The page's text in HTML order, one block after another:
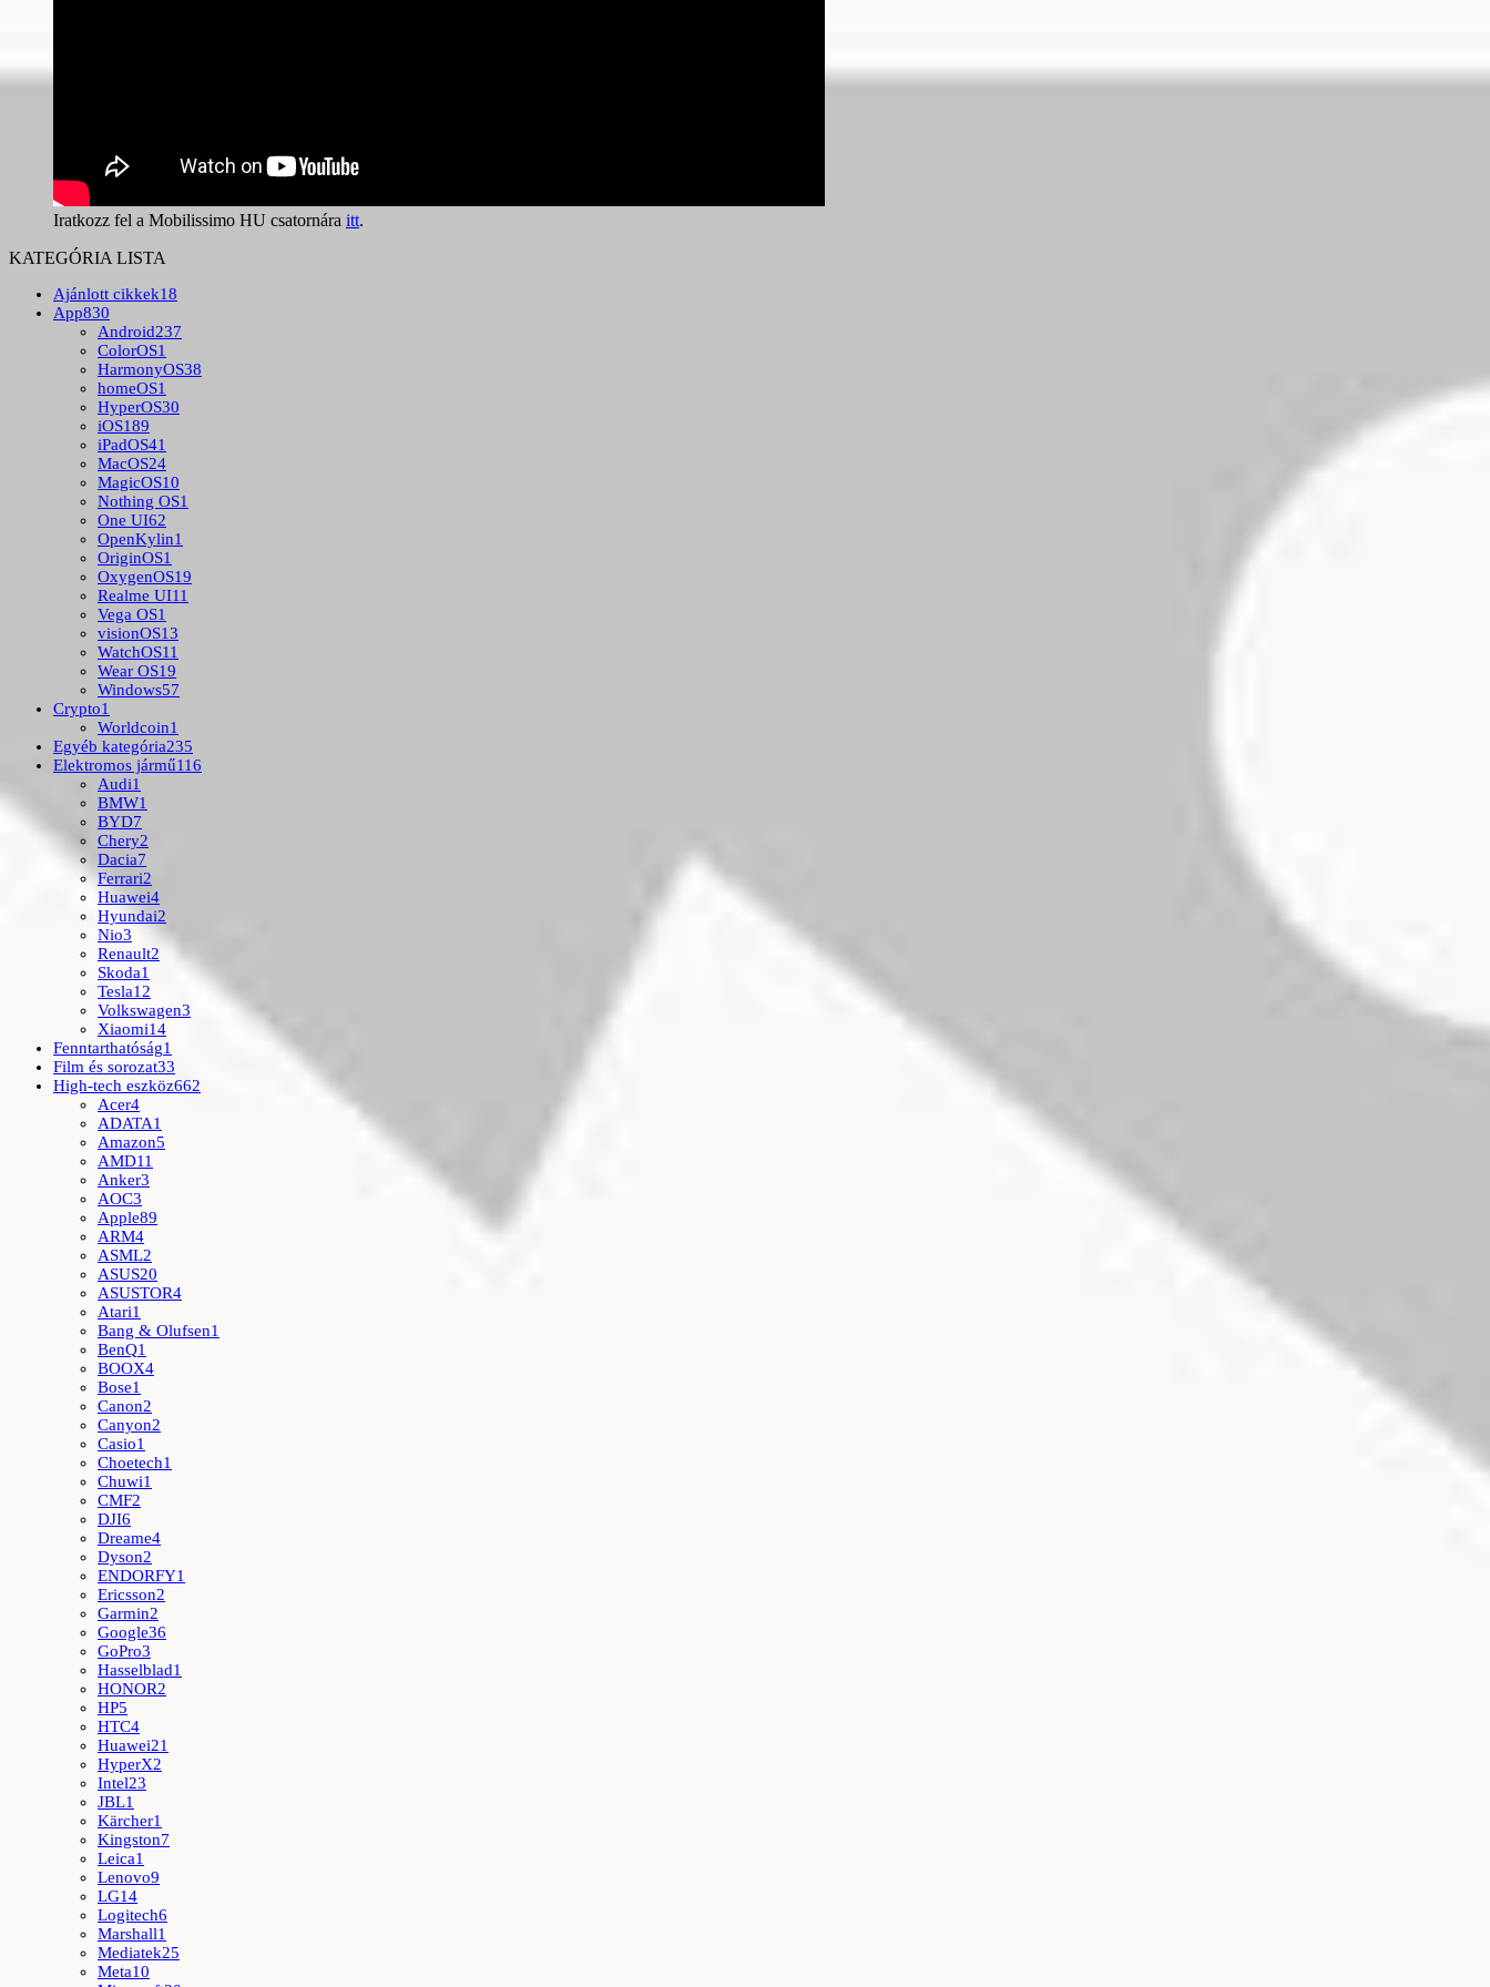
Iratkozz fel a Mobilissimo HU csatornára itt.
KATEGÓRIA LISTA
Ajánlott cikkek18
App830
Android237
ColorOS1
HarmonyOS38
homeOS1
HyperOS30
iOS189
iPadOS41
MacOS24
MagicOS10
Nothing OS1
One UI62
OpenKylin1
OriginOS1
OxygenOS19
Realme UI11
Vega OS1
visionOS13
WatchOS11
Wear OS19
Windows57
Crypto1
Worldcoin1
Egyéb kategória235
Elektromos jármű116
Audi1
BMW1
BYD7
Chery2
Dacia7
Ferrari2
Huawei4
Hyundai2
Nio3
Renault2
Skoda1
Tesla12
Volkswagen3
Xiaomi14
Fenntarthatóság1
Film és sorozat33
High-tech eszköz662
Acer4
ADATA1
Amazon5
AMD11
Anker3
AOC3
Apple89
ARM4
ASML2
ASUS20
ASUSTOR4
Atari1
Bang & Olufsen1
BenQ1
BOOX4
Bose1
Canon2
Canyon2
Casio1
Choetech1
Chuwi1
CMF2
DJI6
Dreame4
Dyson2
ENDORFY1
Ericsson2
Garmin2
Google36
GoPro3
Hasselblad1
HONOR2
HP5
HTC4
Huawei21
HyperX2
Intel23
JBL1
Kärcher1
Kingston7
Leica1
Lenovo9
LG14
Logitech6
Marshall1
Mediatek25
Meta10